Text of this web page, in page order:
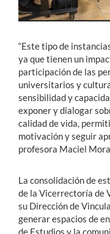
“Este tipo de
ya que tienen un
participación de las
universitarios y
sensibilidad y
exponer y dialogar
calidad de vida,
motivación y seguir
profesora Maciel
La consolidación de
de la Vicerrectoría de
su Dirección de
generar espacios de
de Estudios y la